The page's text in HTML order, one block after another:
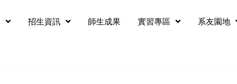
招生資訊 師生成果 實習專區 系友園地